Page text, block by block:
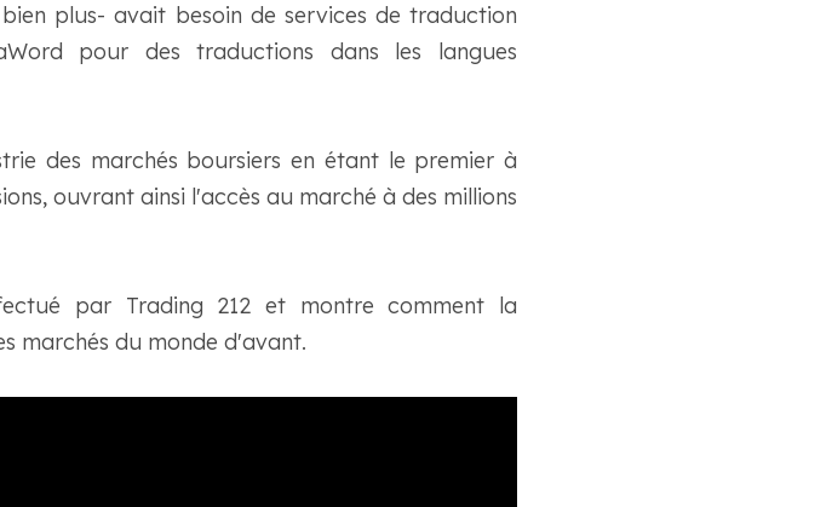
plus- avait besoin de services de traduction
pour des traductions dans les langues
des marchés boursiers en étant le premier à
ouvrant ainsi l'accès au marché à des millions
par Trading 212 et montre comment la
marchés du monde d'avant.